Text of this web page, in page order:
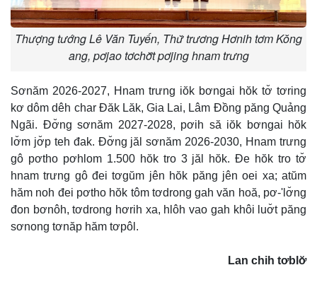
Thượng tướng Lê Văn Tuyến, Thư̆ trương Hơnih tơm Kŏng
ang, pơjao tơchơ̆t pơjing hnam trưng
Sơnăm 2026-2027, Hnam trưng iŏk bơngai hŏk tơ̆ tơring
kơ dôm dêh char Đăk Lăk, Gia Lai, Lâm Đồng păng Quảng
Ngãi. Đơ̆ng sơnăm 2027-2028, pơih să iŏk bơngai hŏk
lơ̆m jơ̆p teh đak. Đơ̆ng jăl sơnăm 2026-2030, Hnam trưng
gô pơtho pơhlom 1.500 hŏk tro 3 jăl hŏk. Đe hŏk tro tơ̆
hnam trưng gô đei tơgŭm jên hŏk păng jên oei xa; atŭm
hăm noh đei pơtho hŏk tôm tơdrong gah văn hoă, pơ-'lơ̆ng
đon bơnôh, tơdrong hơrih xa, hlôh vao gah khôi luơ̆t păng
sơnong tơnăp hăm tơpôl.
Lan chih tơblơ̆